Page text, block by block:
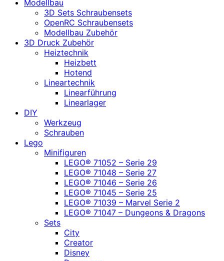
Modellbau
3D Sets Schraubensets
OpenRC Schraubensets
Modellbau Zubehör
3D Druck Zubehör
Heiztechnik
Heizbett
Hotend
Lineartechnik
Linearführung
Linearlager
DIY
Werkzeug
Schrauben
Lego
Minifiguren
LEGO® 71052 – Serie 29
LEGO® 71048 – Serie 27
LEGO® 71046 – Serie 26
LEGO® 71045 – Serie 25
LEGO® 71039 – Marvel Serie 2
LEGO® 71047 – Dungeons & Dragons
Sets
City
Creator
Disney